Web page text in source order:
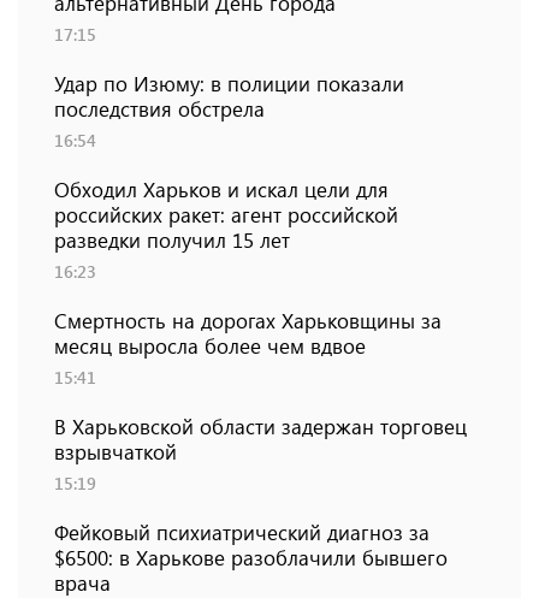
17:15
Удар по Изюму: в полиции показали
последствия обстрела
16:54
Обходил Харьков и искал цели для
российских ракет: агент российской
разведки получил 15 лет
16:23
Смертность на дорогах Харьковщины за
месяц выросла более чем вдвое
15:41
В Харьковской области задержан торговец
взрывчаткой
15:19
Фейковый психиатрический диагноз за
$6500: в Харькове разоблачили бывшего
врача